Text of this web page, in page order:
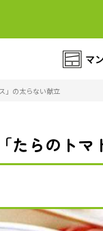
マ
」の太らない献立
「たらのト